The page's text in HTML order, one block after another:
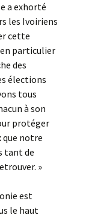
a exhorté
les Ivoiriens
cette
particulier
des
élections
tous
à son
protéger
notre
tant de
»
est
le haut